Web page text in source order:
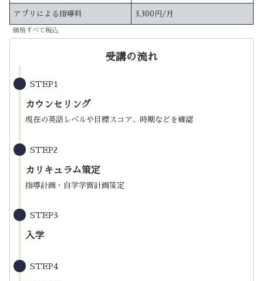
アプリによる指導料 3,300円/月
価格すべて税込
受講の流れ
STEP1
カウンセリング
現在の英語レベルや目標スコア、時期などを確認
STEP2
カリキュラム策定
指導計画・自学学習計画策定
STEP3
入学
STEP4